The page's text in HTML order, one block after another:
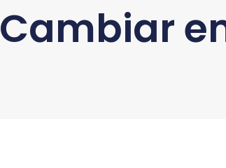
Cambiar